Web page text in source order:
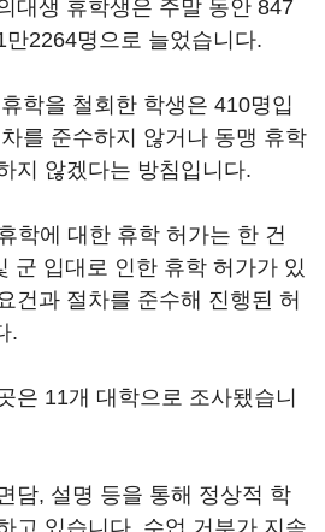
대생 휴학생은 주말 동안 847
2264명으로 늘었습니다.
학을 철회한 학생은 410명입
를 준수하지 않거나 동맹 휴학
지 않겠다는 방침입니다.
학에 대한 휴학 허가는 한 건
군 입대로 인한 휴학 허가가 있
건과 절차를 준수해 진행된 허
.
은 11개 대학으로 조사됐습니
담, 설명 등을 통해 정상적 학
고 있습니다. 수업 거부가 지속